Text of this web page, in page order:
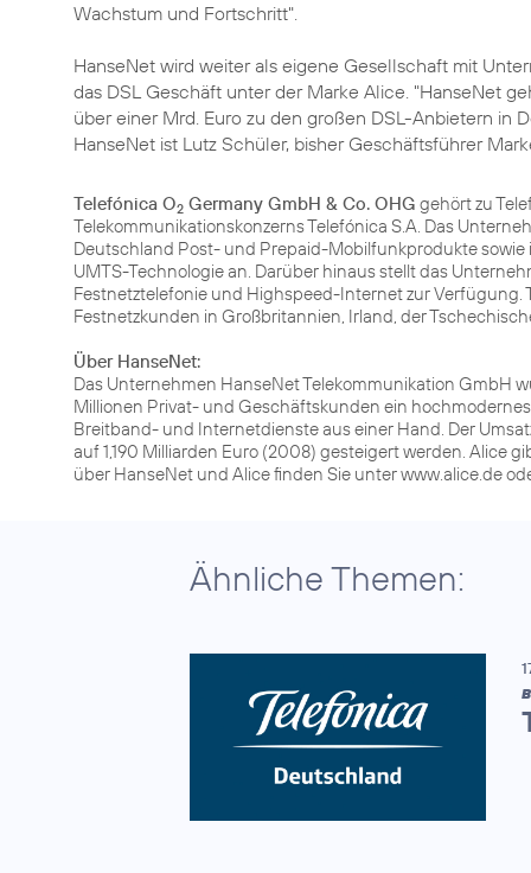
Wachstum und Fortschritt".
HanseNet wird weiter als eigene Gesellschaft mit
das DSL Geschäft unter der Marke Alice. "HanseNet
über einer Mrd. Euro zu den großen DSL-Anbietern in
HanseNet ist Lutz Schüler, bisher Geschäftsführer
Telefónica O2 Germany GmbH & Co. OHG gehört zu
Telekommunikationskonzerns Telefónica S.A. Das
Deutschland Post- und Prepaid-Mobilfunkprodukte
UMTS-Technologie an. Darüber hinaus stellt das
Festnetztelefonie und Highspeed-Internet zur
Festnetzkunden in Großbritannien, Irland, der
Über HanseNet:
Das Unternehmen HanseNet Telekommunikation GmbH
Millionen Privat- und Geschäftskunden ein
Breitband- und Internetdienste aus einer Hand. Der
auf 1,190 Milliarden Euro (2008) gesteigert werden. Alice
über HanseNet und Alice finden Sie unter www.alice.de
Ähnliche Themen: